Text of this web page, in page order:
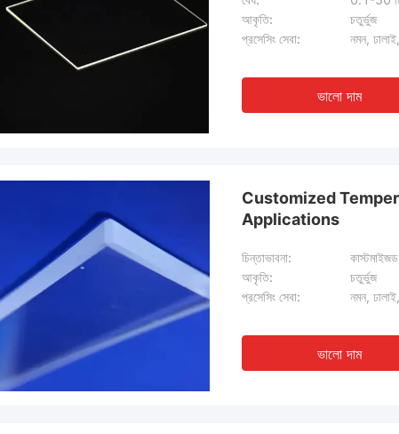
আকৃতি:
চতুর্ভুজ
প্রসেসিং সেবা:
নমন, ঢালাই,
ভালো দাম
Customized
Applications
চিন্তাভাবনা:
কাস্টমাইজড
আকৃতি:
চতুর্ভুজ
প্রসেসিং সেবা:
নমন, ঢালাই,
ভালো দাম